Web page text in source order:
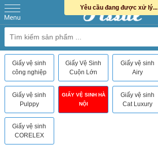
Giấy vệ sinh
công nghiệp
Giấy Vệ Sinh
Cuộn Lớn
Giấy vệ sinh
Airy
Giấy vệ sinh
Pulppy
GIẤY VỆ SINH HÀ
NỘI
Giấy vệ sinh
Cat Luxury
Giấy vệ sinh
CORELEX
Yêu cầu đang được xử lý...